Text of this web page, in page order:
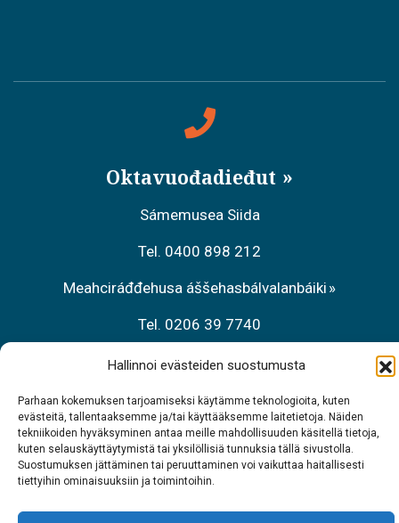
Hallinnoi evästeiden suostumusta
Parhaan kokemuksen tarjoamiseksi käytämme teknologioita, kuten
evästeitä, tallentaaksemme ja/tai käyttääksemme laitetietoja. Näiden
tekniikoiden hyväksyminen antaa meille mahdollisuuden käsitellä tietoja,
kuten selauskäyttäytymistä tai yksilöllisiä tunnuksia tällä sivustolla.
Suostumuksen jättäminen tai peruuttaminen voi vaikuttaa haitallisesti
tiettyihin ominaisuuksiin ja toimintoihin.
Oktavuođadieđut
Sámemusea Siida
Tel. 0400 898 212
Meahciráđđehusa áššehasbálvalanbáiki
Tel. 0206 39 7740
Restoráŋŋa Sarrit
Tel. 040 700 6485